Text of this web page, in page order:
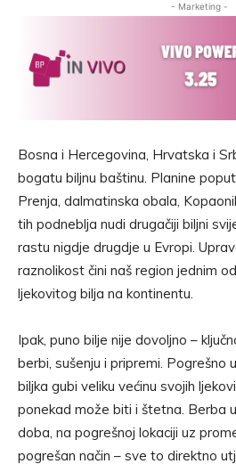
- Marketing -
Bosna i Hercegovina, Hrvatska i
bogatu biljnu baštinu. Planine
Prenja, dalmatinska obala,
tih podneblja nudi drugačiji biljni
rastu nigdje drugdje u Evropi.
raznolikost čini naš region jednim
ljekovitog bilja na kontinentu.
Ipak, puno bilje nije dovoljno –
berbi, sušenju i pripremi. Pogrešno
biljka gubi veliku većinu svojih
ponekad može biti i štetna. Berba
doba, na pogrešnoj lokaciji uz
pogrešan način – sve to direktno